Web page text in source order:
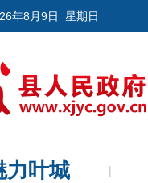
年8月9日 星期日
力叶城